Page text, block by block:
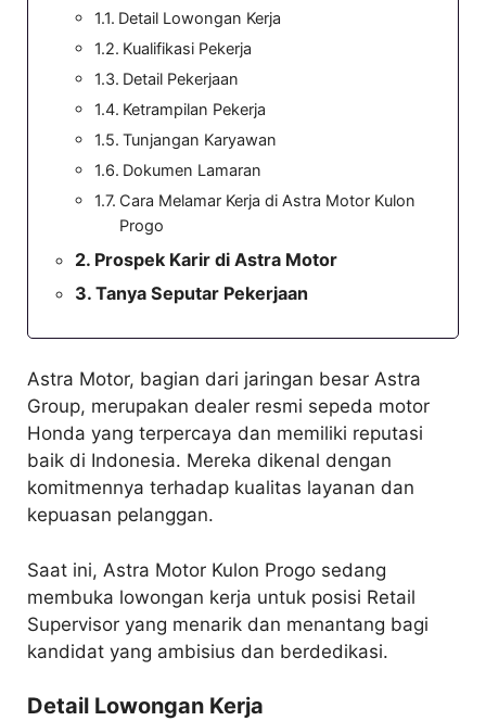
Detail Lowongan Kerja
Kualifikasi Pekerja
Detail Pekerjaan
Ketrampilan Pekerja
Tunjangan Karyawan
Dokumen Lamaran
Cara Melamar Kerja di Astra Motor Kulon
Progo
Prospek Karir di Astra Motor
Tanya Seputar Pekerjaan
Astra Motor, bagian dari jaringan besar Astra
Group, merupakan dealer resmi sepeda motor
Honda yang terpercaya dan memiliki reputasi
baik di Indonesia. Mereka dikenal dengan
komitmennya terhadap kualitas layanan dan
kepuasan pelanggan.
Saat ini, Astra Motor Kulon Progo sedang
membuka lowongan kerja untuk posisi Retail
Supervisor yang menarik dan menantang bagi
kandidat yang ambisius dan berdedikasi.
Detail Lowongan Kerja